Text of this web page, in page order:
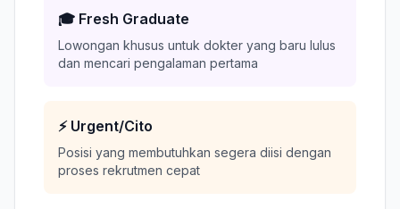
🎓 Fresh Graduate
Lowongan khusus untuk dokter yang baru lulus
dan mencari pengalaman pertama
⚡ Urgent/Cito
Posisi yang membutuhkan segera diisi dengan
proses rekrutmen cepat